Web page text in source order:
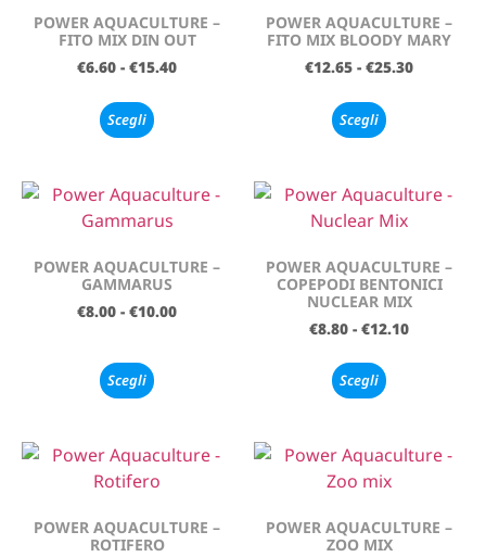
POWER AQUACULTURE –
FITO MIX DIN OUT
€6.60 - €15.40
Scegli
POWER AQUACULTURE –
FITO MIX BLOODY MARY
€12.65 - €25.30
Scegli
POWER AQUACULTURE –
GAMMARUS
€8.00 - €10.00
Scegli
POWER AQUACULTURE –
COPEPODI BENTONICI
NUCLEAR MIX
€8.80 - €12.10
Scegli
POWER AQUACULTURE –
ROTIFERO
POWER AQUACULTURE –
ZOO MIX